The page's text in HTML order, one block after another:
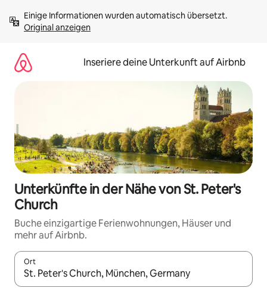
Inhalten
springenOriginal anzeigen
Inseriere deine Unterkunft auf Airbnb
Unterkünfte in der Nähe von St. Peter's
Church
Buche einzigartige Ferienwohnungen, Häuser und
mehr auf Airbnb.
Ort
Wenn Ergebnisse verfügbar sind, navigiere mit den